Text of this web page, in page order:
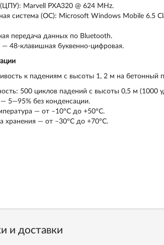
(ЦПУ): Marvell PXA320 @ 624 MHz.
система (OC): Microsoft Windows Mobile 6.5
передача данных по Bluetooth.
— 48-клавишная буквенно-цифровая.
к падениям с высоты 1, 2 м на бетонный
500 циклов падений с высоты 0,5 м (1000
5—95% без конденсации.
— от –10°C до +50°C.
хранения — от –30°C до +70°C.
и доставки